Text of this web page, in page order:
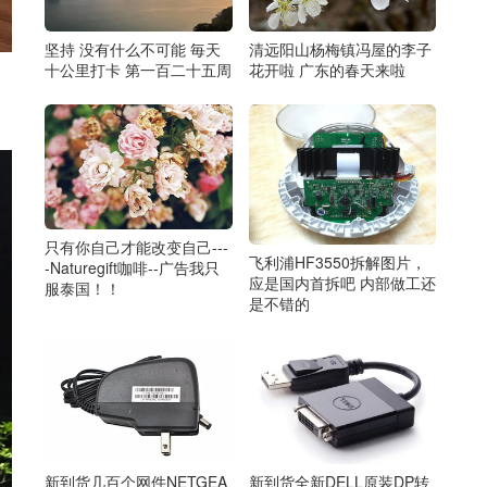
坚持 没有什么不可能 毎天
十公里打卡 第一百二十五周
清远阳山杨梅镇冯屋的李子
花开啦 广东的春天来啦
只有你自己才能改变自己---
-Naturegift咖啡--广告我只
服泰国！！
飞利浦HF3550拆解图片，
应是国内首拆吧 内部做工还
是不错的
新到货几百个网件NETGEA 新到货全新DELL原装DP转